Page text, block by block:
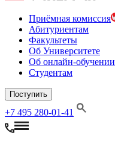
Приёмная комиссия
Абитуриентам
Факультеты
Об Университете
Об онлайн-обучении
Студентам
Поступить
+7 495 280-01-41